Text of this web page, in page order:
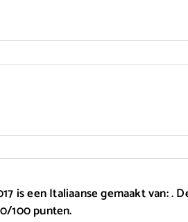
is een Italiaanse gemaakt van:
100 punten.